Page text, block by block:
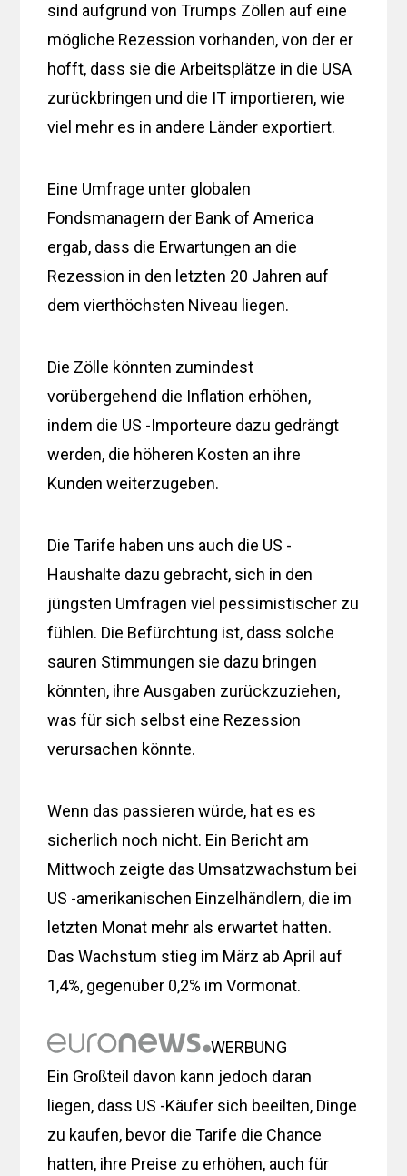
sind aufgrund von Trumps Zöllen auf eine
mögliche Rezession vorhanden, von der er
hofft, dass sie die Arbeitsplätze in die USA
zurückbringen und die IT importieren, wie
viel mehr es in andere Länder exportiert.
Eine Umfrage unter globalen
Fondsmanagern der Bank of America
ergab, dass die Erwartungen an die
Rezession in den letzten 20 Jahren auf
dem vierthöchsten Niveau liegen.
Die Zölle könnten zumindest
vorübergehend die Inflation erhöhen,
indem die US -Importeure dazu gedrängt
werden, die höheren Kosten an ihre
Kunden weiterzugeben.
Die Tarife haben uns auch die US -
Haushalte dazu gebracht, sich in den
jüngsten Umfragen viel pessimistischer zu
fühlen. Die Befürchtung ist, dass solche
sauren Stimmungen sie dazu bringen
könnten, ihre Ausgaben zurückzuziehen,
was für sich selbst eine Rezession
verursachen könnte.
Wenn das passieren würde, hat es es
sicherlich noch nicht. Ein Bericht am
Mittwoch zeigte das Umsatzwachstum bei
US -amerikanischen Einzelhändlern, die im
letzten Monat mehr als erwartet hatten.
Das Wachstum stieg im März ab April auf
1,4%, gegenüber 0,2% im Vormonat.
WERBUNG
Ein Großteil davon kann jedoch daran
liegen, dass US -Käufer sich beeilten, Dinge
zu kaufen, bevor die Tarife die Chance
hatten, ihre Preise zu erhöhen, auch für